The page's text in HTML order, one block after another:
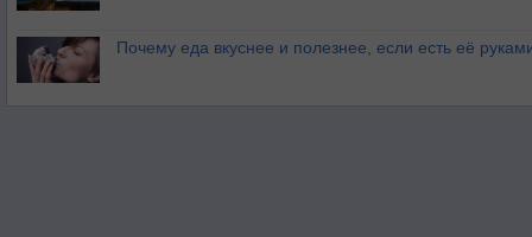
Почему еда вкуснее и полезнее, если есть её